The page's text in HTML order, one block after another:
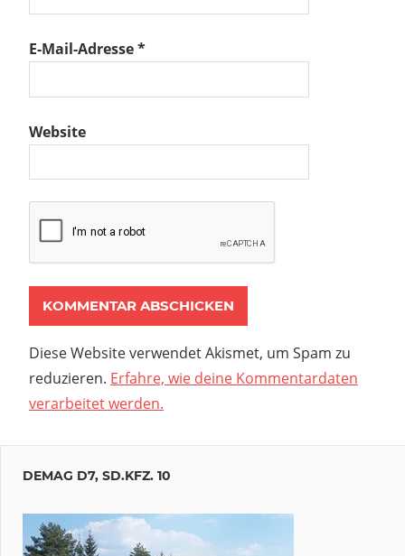
E-Mail-Adresse*
Website
Diese Website verwendet Akismet, um Spam zu
reduzieren. Erfahre, wie deine Kommentardaten
verarbeitet werden.
DEMAG D7, SD.KFZ. 10